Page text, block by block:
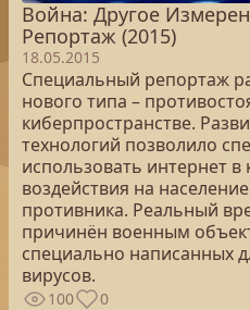
Война: Другое
Репортаж (2015)
18.05.2015
Специальный репортаж
нового типа –
киберпространстве.
технологий позволило
использовать интернет в
воздействия на
противника. Реальный
причинён военным
специально написанных
вирусов.
100 0